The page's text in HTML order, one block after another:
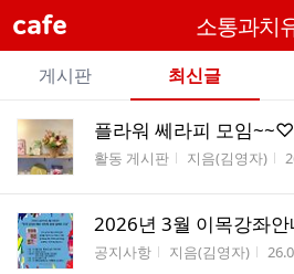
cafe 소통과치
카
페
메
뉴
게시판 최신글
전
체
글
리
플라워 쎄라피 모임~~♡
게시판명
활동 게시판 작성자
지음(김영자)
2026년 3월 이목강좌안
게시판명
공지사항 작성자
지음(김영자) 작